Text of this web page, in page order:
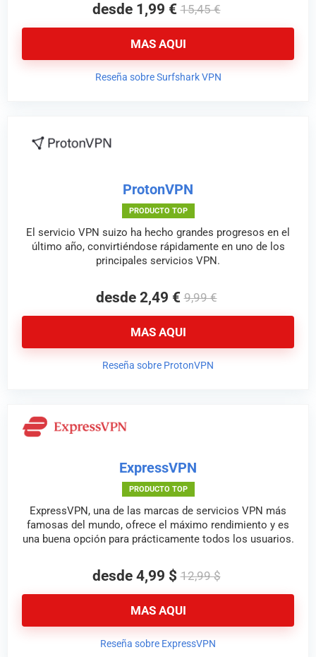
desde 1,99 € 15,45 €
MAS AQUI
Reseña sobre Surfshark VPN
ProtonVPN
PRODUCTO TOP
El servicio VPN suizo ha hecho grandes progresos en el
último año, convirtiéndose rápidamente en uno de los
principales servicios VPN.
desde 2,49 € 9,99 €
MAS AQUI
Reseña sobre ProtonVPN
ExpressVPN
PRODUCTO TOP
ExpressVPN, una de las marcas de servicios VPN más
famosas del mundo, ofrece el máximo rendimiento y es
una buena opción para prácticamente todos los usuarios.
desde 4,99 $ 12,99 $
MAS AQUI
Reseña sobre ExpressVPN